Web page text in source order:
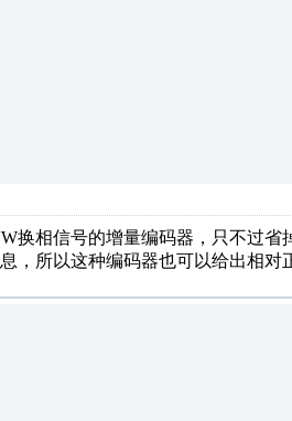
换相信号的增量编码器，只不过
，所以这种编码器也可以给出相